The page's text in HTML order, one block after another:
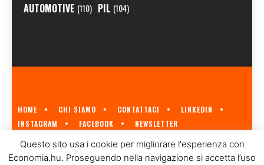
AUTOMOTIVE (110) PIL (104)
HOME CHI SIAMO CONTATTACI
LINKEDIN
INSTAGRAM
FACEBOOK NEWSLETTER
ECONOMIA.HU È IL PRIMO GIORNALE ITALIANO SULL'ECONOMIA UNGHERESE
A CURA DIITL GROUP© 2023
Questo sito usa i cookie per migliorare l'esperienza con
Economia.hu. Proseguendo nella navigazione si accetta l’uso